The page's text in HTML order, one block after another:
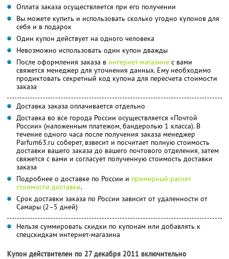
Оплата заказа осуществляется при его получении
Вы можете купить и использовать сколько угодно купонов для
себя и в подарок
Один купон действует на одного человека
Невозможно использовать один купон дважды
После оформления заказа в интернет-магазине с вами
свяжется менеджер для уточнения данных. Ему необходимо
продиктовать секретный код купона для пересчета стоимости
заказа
Доставка заказа оплачивается отдельно
Доставка во все города России осуществляется «Почтой
России» (наложенным платежом, бандеролью 1 класса). В
течение одного часа после получения заказа менеджер
Parfum63.ru соберет, взвесит и посчитает полную стоимость
доставки вашего заказа до вашего почтового отделения, затем
свяжется с вами и согласует полученную стоимость доставки
заказа
Подробнее о доставке по России и примерный расчет
стоимости доставки.
Срок доставки заказа по России зависит от удаленности от
Самары (2–5 дней)
Нельзя суммировать скидки по купонам или добавлять к
спецскидкам интернет-магазина
Купон действителен по 27 декабря 2011 включительно